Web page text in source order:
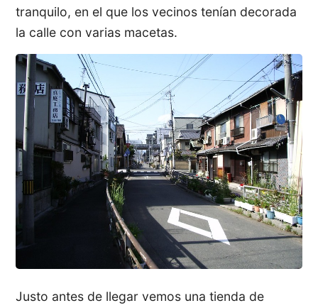
tranquilo, en el que los vecinos tenían decorada
la calle con varias macetas.
Justo antes de llegar vemos una tienda de